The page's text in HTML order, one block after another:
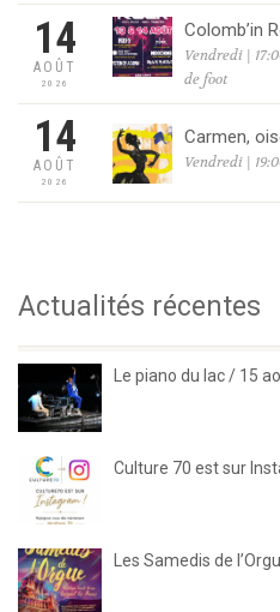
14
AOÛT
2026
Colomb’in
Vendredi |
de foot
14
AOÛT
2026
Carmen,
Vendredi |
Actualités récentes
Le piano du lac / 15
Culture 70 est sur
Les Samedis de